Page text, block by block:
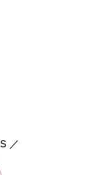
／